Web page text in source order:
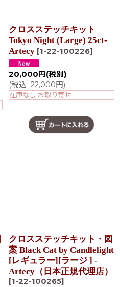
クロスステッチキット
Tokyo Night (Large) 25ct-
Artecy [1-22-100226]
20,000 円 (税別)
(税込: 22,000円)
在庫なし お取り寄せ
クロスステッチキット・図
案 Black Cat by Candlelight
[レギュラー][ラージ ] -
Artecy（日本正規代理店）
[1-22-100265]